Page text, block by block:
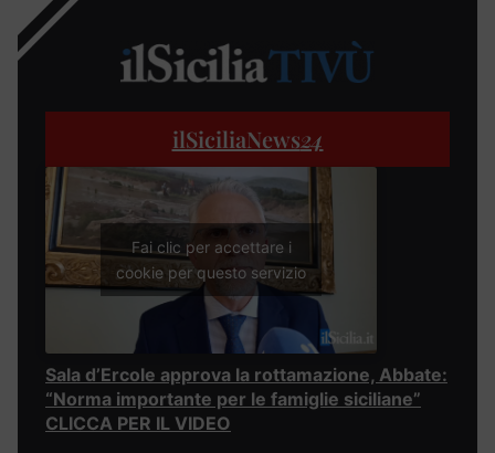
ilSiciliaNews24
Fai clic per accettare i
cookie per questo servizio
Sala d’Ercole approva la rottamazione, Abbate:
“Norma importante per le famiglie siciliane”
CLICCA PER IL VIDEO